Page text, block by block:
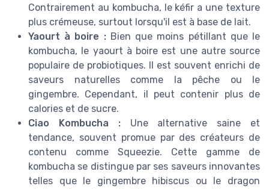
Contrairement au kombucha, le kéfir a une texture
plus crémeuse, surtout lorsqu'il est à base de lait.
Yaourt à boire :Bien que moins pétillant que le
kombucha, le yaourt à boire est une autre source
populaire de probiotiques. Il est souvent enrichi de
saveurs naturelles comme la pêche ou le
gingembre. Cependant, il peut contenir plus de
calories et de sucre.
Ciao Kombucha :Une alternative saine et
tendance, souvent promue par des créateurs de
contenu comme Squeezie. Cette gamme de
kombucha se distingue par ses saveurs innovantes
telles que le gingembre hibiscus ou le dragon